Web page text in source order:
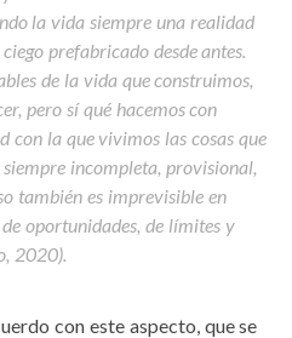
la vida siempre una realidad
prefabricado desde antes.
de la vida que construimos,
pero sí qué hacemos con
con la que vivimos las cosas que
siempre incompleta, provisional,
también es imprevisible en
oportunidades, de límites y
2020).
con este aspecto, que se